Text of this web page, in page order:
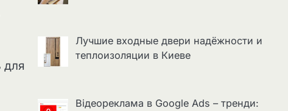
для
Лучшие входные двери надёжности и
теплоизоляции в Киеве
Відеореклама в Google Ads – тренди: